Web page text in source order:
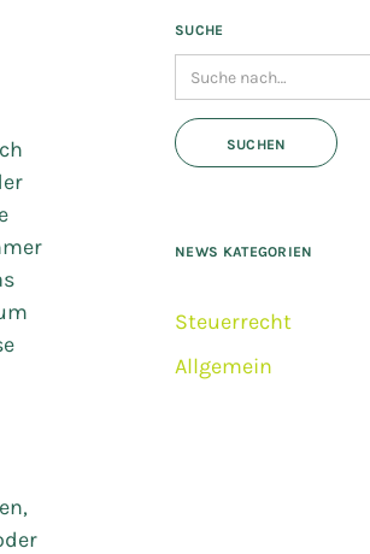
SUCHE
NEWS KATEGORIEN
Steuerrecht
Allgemein